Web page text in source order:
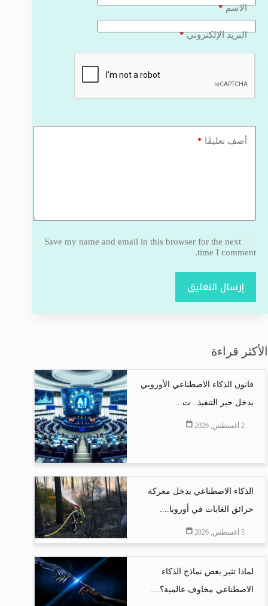
الاسم*
البريد الإلكتروني*
أضف تعليقًا *
Save my name and email in this browser for the next
time I comment.
إرسال التعليق
الأكثر قراءة
قانون الذكاء الاصطناعي الأوروبي
يدخل حيز التنفيذ.. ت...
2 أغسطس, 2026
الذكاء الاصطناعي يدخل معركة
حرائق الغابات في أوروبا....
5 أغسطس, 2026
لماذا تثير بعض نماذج الذكاء
الاصطناعي مخاوف عالمية؟....